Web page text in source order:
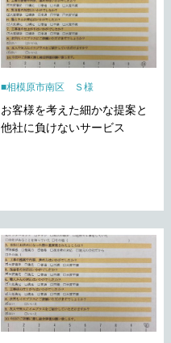
相模原市南区 Ｓ様
お客様を考えた細かな提案と
他社に負けないサービス